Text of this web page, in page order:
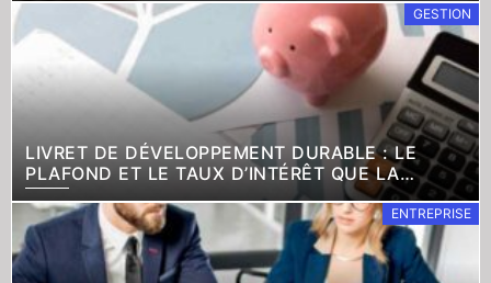
RÉPONSE ÉTONNE
GESTION
LIVRET DE DÉVELOPPEMENT DURABLE : LE
PLAFOND ET LE TAUX D’INTÉRÊT QUE LA
PLUPART IGNORENT EN 2025
ENTREPRISE